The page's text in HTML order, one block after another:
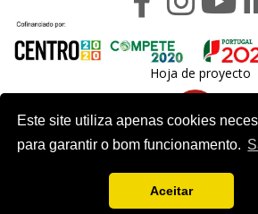
Este site utiliza apenas cookies
para garantir o bom funcionamento.
Aceitar
Hoja de proyecto